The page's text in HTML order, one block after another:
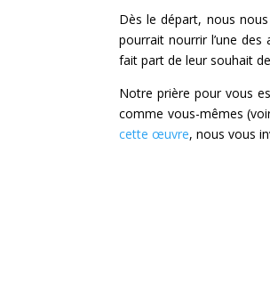
Dès le départ, nous
pourrait nourrir l’une
fait part de leur souhait
Notre prière pour vous
comme vous-mêmes
cette œuvre, nous vous